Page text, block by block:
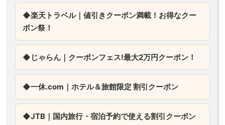
◆楽天トラベル｜値引きクーポン満載！お得なクー
ポン祭！
◆じゃらん｜ クーポンフェス!最大2万円クーポン！
◆一休.com｜ ホテル＆旅館限定 割引クーポン
◆JTB｜ 国内旅行・宿泊予約で使える割引クーポン